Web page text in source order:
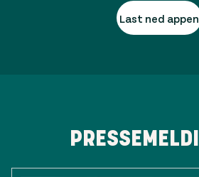
Last ned appen